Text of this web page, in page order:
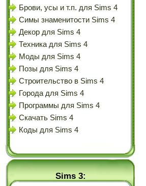
Брови, усы и т.п. для Sims 4
Симы знаменитости Sims 4
Декор для Sims 4
Техника для Sims 4
Моды для Sims 4
Позы для Sims 4
Строительство в Sims 4
Города для Sims 4
Программы для Sims 4
Скачать Sims 4
Коды для Sims 4
Sims 3: